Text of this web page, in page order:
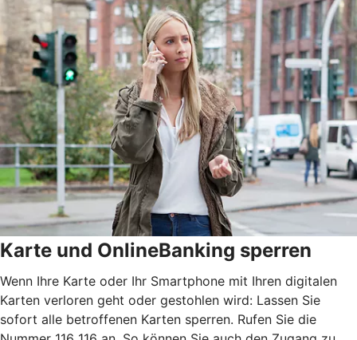
Karte und OnlineBanking sperren
Wenn Ihre Karte oder Ihr Smartphone mit Ihren digitalen
Karten verloren geht oder gestohlen wird: Lassen Sie
sofort alle betroffenen Karten sperren. Rufen Sie die